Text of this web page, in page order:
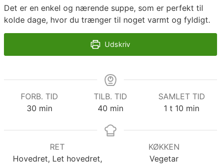
Det er en enkel og nærende suppe, som er perfekt til
kolde dage, hvor du trænger til noget varmt og fyldigt.
Udskriv
FORB. TID
30 minutter
min
TILB. TID
40 minutter
min
SAMLET TID
1 time
t 10 minutter
min
RET
Hovedret, Let hovedret,
KØKKEN
Vegetar